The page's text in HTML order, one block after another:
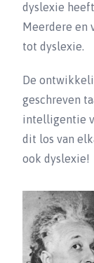
dyslexie
Meerdere en
tot dyslexie.
De
geschreven
intelligentie
dit los van
ook dyslexie!